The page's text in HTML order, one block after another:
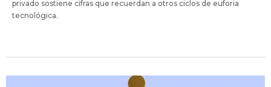
privado sostiene cifras que recuerdan a otros ciclos de euforia
tecnológica.